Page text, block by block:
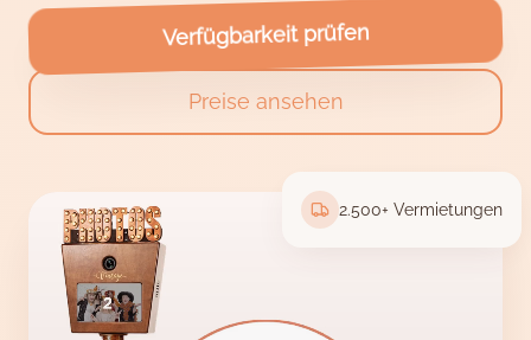
Verfügbarkeit prüfen
Preise ansehen
2.500+ Vermietungen